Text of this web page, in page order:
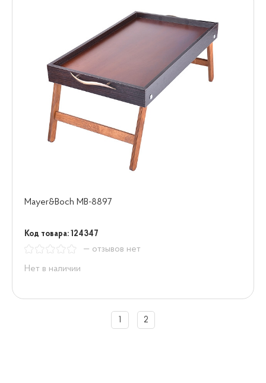
Mayer&Boch MB-8897
Код товара: 124347
— отзывов нет
Нет в наличии
1 2